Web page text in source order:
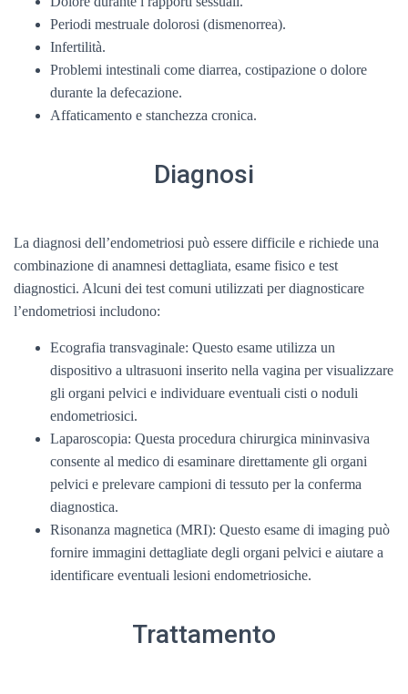
Periodi mestruale dolorosi (dismenorrea).
Infertilità.
Problemi intestinali come diarrea, costipazione o dolore
durante la defecazione.
Affaticamento e stanchezza cronica.
Diagnosi
La diagnosi dell’endometriosi può essere difficile e richiede una
combinazione di anamnesi dettagliata, esame fisico e test
diagnostici. Alcuni dei test comuni utilizzati per diagnosticare
l’endometriosi includono:
Ecografia transvaginale: Questo esame utilizza un
dispositivo a ultrasuoni inserito nella vagina per visualizzare
gli organi pelvici e individuare eventuali cisti o noduli
endometriosici.
Laparoscopia: Questa procedura chirurgica mininvasiva
consente al medico di esaminare direttamente gli organi
pelvici e prelevare campioni di tessuto per la conferma
diagnostica.
Risonanza magnetica (MRI): Questo esame di imaging può
fornire immagini dettagliate degli organi pelvici e aiutare a
identificare eventuali lesioni endometriosiche.
Trattamento